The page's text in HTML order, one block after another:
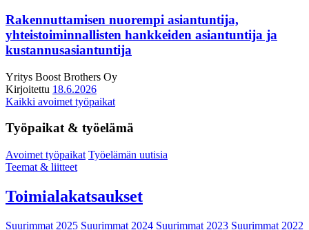
Rakennuttamisen nuorempi asiantuntija,
yhteistoiminnallisten hankkeiden asiantuntija ja
kustannusasiantuntija
Yritys Boost Brothers Oy
Kirjoitettu 18.6.2026
Kaikki avoimet työpaikat
Työpaikat & työelämä
Avoimet työpaikat Työelämän uutisia
Teemat & liitteet
Toimialakatsaukset
Suurimmat 2025 Suurimmat 2024 Suurimmat 2023 Suurimmat 2022